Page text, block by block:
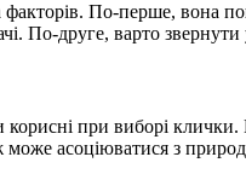
По-перше, вона
По-друге, варто
корисні при виборі
асоціюватися з